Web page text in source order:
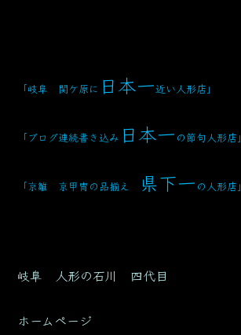
「岐阜 関ケ原に 日本一近い人形店 」
「ブログ連続書き込み 日本一 の節句人形店」
「京雛 京甲冑の品揃え 県下一 の人形店」
岐阜 人形の石川 四代目
ホームページ